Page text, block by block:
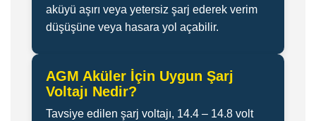
aküyü aşırı veya yetersiz şarj ederek verim
düşüşüne veya hasara yol açabilir.
AGM Aküler İçin Uygun Şarj
Voltajı Nedir?
Tavsiye edilen şarj voltajı, 14.4 – 14.8 volt